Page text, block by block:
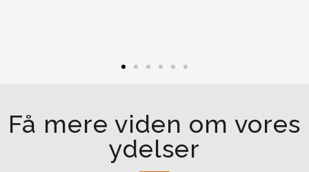
Få mere viden om vores
ydelser